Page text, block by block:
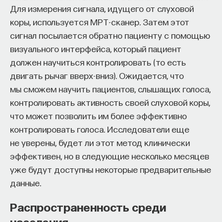
Для измерения сигнала, идущего от слуховой
коры, используется МРТ-сканер. Затем этот
сигнал посылается обратно пациенту с помощью
визуального интерфейса, который пациент
должен научиться контролировать (то есть
двигать рычаг вверх-вниз). Ожидается, что
мы сможем научить пациентов, слышащих голоса,
контролировать активность своей слуховой коры,
что может позволить им более эффективно
контролировать голоса. Исследователи еще
не уверены, будет ли этот метод клинически
эффективен, но в следующие несколько месяцев
уже будут доступны некоторые предварительные
данные.
Распространенность среди